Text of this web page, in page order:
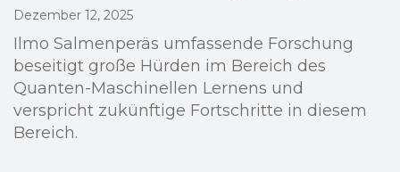
Dezember 12, 2025
Ilmo Salmenperäs umfassende Forschung
beseitigt große Hürden im Bereich des
Quanten-Maschinellen Lernens und
verspricht zukünftige Fortschritte in diesem
Bereich.